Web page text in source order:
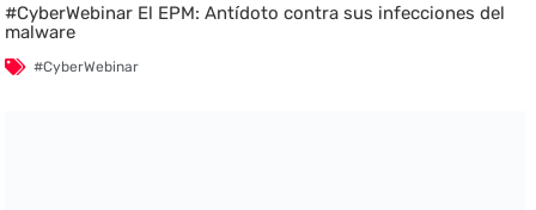
#CyberWebinar El EPM: Antídoto contra sus infecciones del
malware
#CyberWebinar